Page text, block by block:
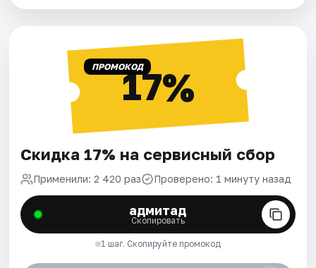
ПРОМОКОД17%
Скидка 17% на сервисный сбор
Применили: 2 420 раз Проверено: 1 минуту назад
адмитад
Скопировать
1 шаг. Скопируйте промокод